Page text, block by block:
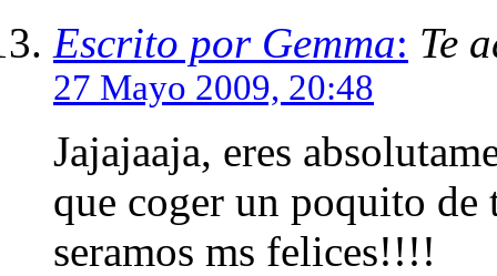
Escrito por Gemma: Te
27 Mayo 2009, 20:48
Jajajaaja, eres
que coger un poquito
seramos ms felices!!!!